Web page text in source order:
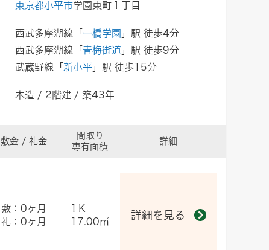
東京都小平市学園東町１丁目
西武多摩湖線「 一橋学園 」駅 徒歩4分
西武多摩湖線「 青梅街道 」駅 徒歩9分
武蔵野線「 新小平 」駅 徒歩15分
木造 / 2階建 / 築43年
敷金 / 礼金
間取り
専有面積
詳細
敷：0ヶ月
礼：0ヶ月
1Ｋ
17.00㎡
詳細を見る